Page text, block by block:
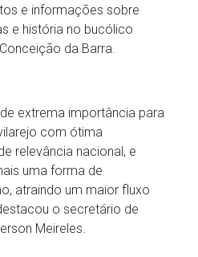
e informações sobre
e história no bucólico
da Barra.
extrema importância para
com ótima
relevância nacional, e
uma forma de
atraindo um maior fluxo
o secretário de
Meireles.